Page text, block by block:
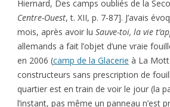
Hiernard, Des camps oubliés de la
Centre-Ouest, t. XII, p. 7-87]. J’avais
mois, après avoir lu Sauve-toi, la vie
allemands a fait l’objet d’une vraie
en 2006 (camp de la Glacerie à La
constructeurs sans prescription de
quartier est en train de voir le jour (la
l’instant, pas même un panneau